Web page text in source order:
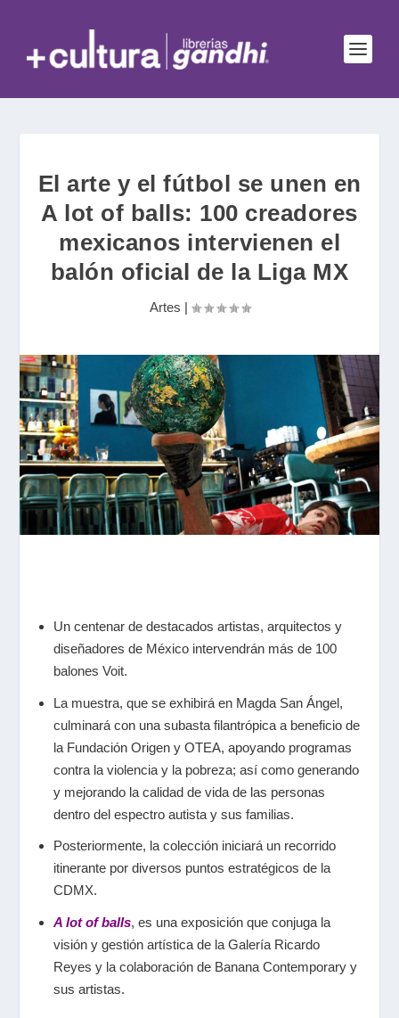
El arte y el fútbol se unen en
A lot of balls: 100 creadores
mexicanos intervienen el
balón oficial de la Liga MX
Artes |
Un centenar de destacados artistas, arquitectos y
diseñadores de México intervendrán más de 100
balones Voit.
La muestra, que se exhibirá en Magda San Ángel,
culminará con una subasta filantrópica a beneficio de
la Fundación Origen y OTEA, apoyando programas
contra la violencia y la pobreza; así como generando
y mejorando la calidad de vida de las personas
dentro del espectro autista y sus familias.
Posteriormente, la colección iniciará un recorrido
itinerante por diversos puntos estratégicos de la
CDMX.
A lot of balls, es una exposición que conjuga la
visión y gestión artística de la Galería Ricardo
Reyes y la colaboración de Banana Contemporary y
sus artistas.